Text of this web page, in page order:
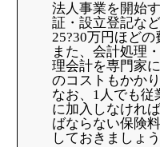
法人事業を開始
証・設立登記な
25?30万円ほどの
また、会計処理
理会計を専門家
のコストもかかり
なお、1人でも従
に加入しなけれ
ばならない保険
しておきましょう